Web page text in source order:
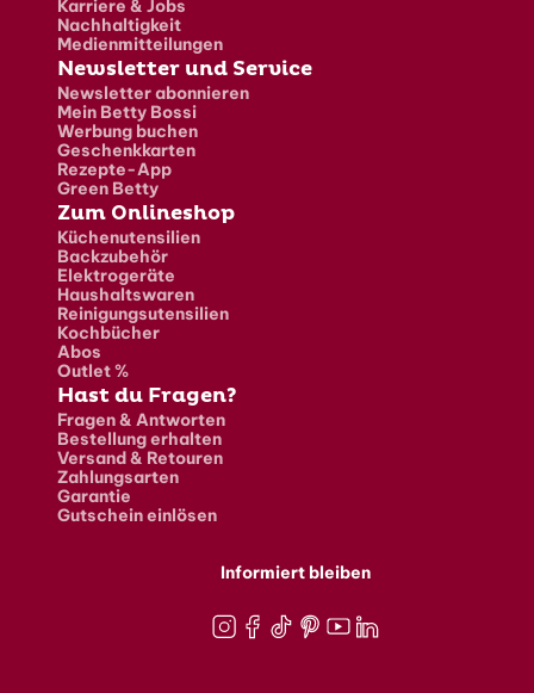
Karriere & Jobs
Nachhaltigkeit
Medienmitteilungen
Newsletter und Service
Newsletter abonnieren
Mein Betty Bossi
Werbung buchen
Geschenkkarten
Rezepte-App
Green Betty
Zum Onlineshop
Küchenutensilien
Backzubehör
Elektrogeräte
Haushaltswaren
Reinigungsutensilien
Kochbücher
Abos
Outlet %
Hast du Fragen?
Fragen & Antworten
Bestellung erhalten
Versand & Retouren
Zahlungsarten
Garantie
Gutschein einlösen
Informiert bleiben